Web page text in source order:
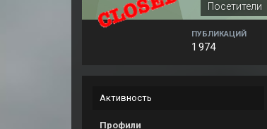
Посетители
ПУБЛИКАЦИЙ
1 974
Активность
Профили